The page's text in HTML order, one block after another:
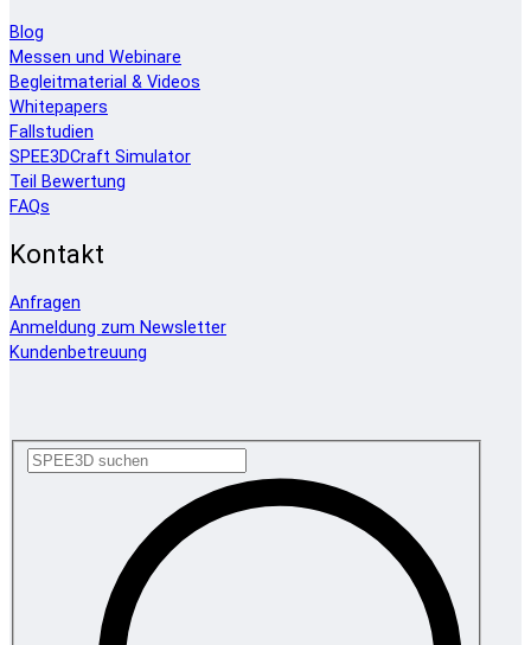
Blog
Messen und Webinare
Begleitmaterial & Videos
Whitepapers
Fallstudien
SPEE3DCraft Simulator
Teil Bewertung
FAQs
Kontakt
Anfragen
Anmeldung zum Newsletter
Kundenbetreuung